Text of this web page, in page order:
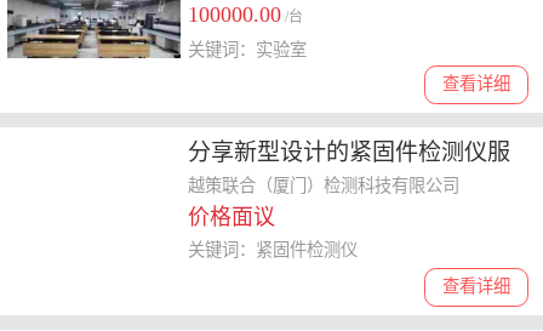
100000.00 /台
查看详细
关键词：实验室
分享新型设计的紧固件检测仪服
务商厂家，哪家口碑好
越策联合（厦门）检测科技有限公司
价格面议
查看详细
关键词：紧固件检测仪